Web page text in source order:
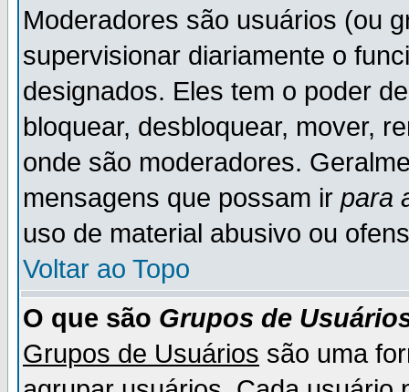
Moderadores são usuários (ou
supervisionar diariamente o
designados. Eles tem o poder
bloquear, desbloquear, mover,
onde são moderadores.
mensagens que possam ir para
uso de material abusivo ou
Voltar ao Topo
O que são Grupos de
Grupos de Usuários são uma